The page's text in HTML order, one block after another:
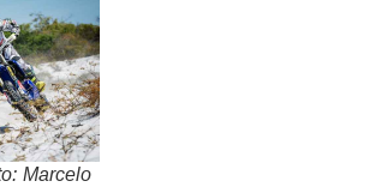
Marcelo